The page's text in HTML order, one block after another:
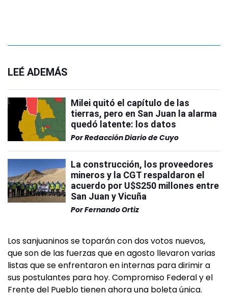
LEÉ ADEMÁS
Milei quitó el capítulo de las
tierras, pero en San Juan la alarma
quedó latente: los datos
PorRedacción Diario de Cuyo
La construcción, los proveedores
mineros y la CGT respaldaron el
acuerdo por U$S250 millones entre
San Juan y Vicuña
PorFernando Ortiz
Los sanjuaninos se toparán con dos votos nuevos,
que son de las fuerzas que en agosto llevaron varias
listas que se enfrentaron en internas para dirimir a
sus postulantes para hoy. Compromiso Federal y el
Frente del Pueblo tienen ahora una boleta única.